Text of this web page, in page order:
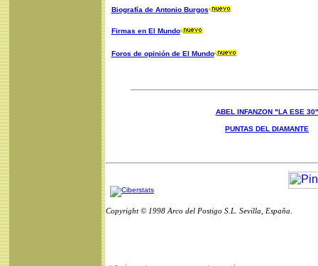
Biografía de Antonio Burgos
Firmas en El Mundo
Foros de opinión de El Mundo
ABEL INFANZON "LA ESE 30"
PUNTAS DEL DIAMANTE
Copyright © 1998 Arco del Postigo S.L. Sevilla, España.